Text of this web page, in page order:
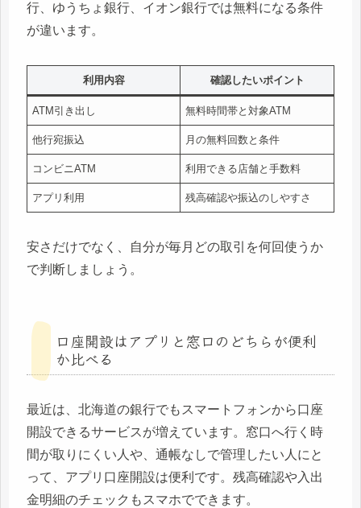
行、ゆうちょ銀行、イオン銀行では無料になる条件
が違います。
利用内容 確認したいポイント
ATM引き出し 無料時間帯と対象ATM
他行宛振込 月の無料回数と条件
コンビニATM 利用できる店舗と手数料
アプリ利用 残高確認や振込のしやすさ
安さだけでなく、自分が毎月どの取引を何回使うか
で判断しましょう。
口座開設はアプリと窓口のどちらが便利
か比べる
最近は、北海道の銀行でもスマートフォンから口座
開設できるサービスが増えています。窓口へ行く時
間が取りにくい人や、通帳なしで管理したい人にと
って、アプリ口座開設は便利です。残高確認や入出
金明細のチェックもスマホでできます。